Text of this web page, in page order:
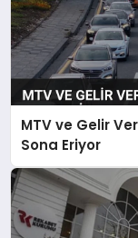
MTV ve Gelir
Sona Eriyor